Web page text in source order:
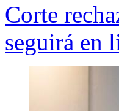
Corte
seguirá en